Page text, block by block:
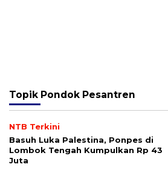
Topik Pondok Pesantren
NTB Terkini
Basuh Luka Palestina, Ponpes di
Lombok Tengah Kumpulkan Rp 43
Juta